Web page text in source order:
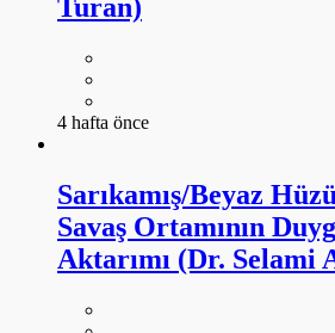
Turan)
4 hafta önce
Sarıkamış/Beyaz
Savaş Ortamının
Aktarımı (Dr. Selami